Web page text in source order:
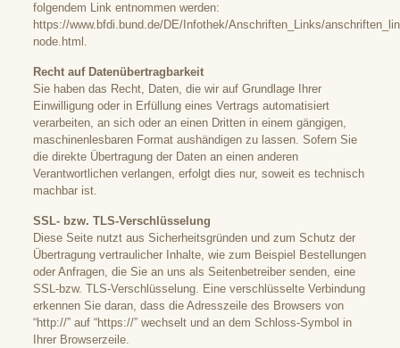
folgendem Link entnommen werden:
https://www.bfdi.bund.de/DE/Infothek/Anschriften_Links/
node.html .
Recht auf Datenübertragbarkeit
Sie haben das Recht, Daten, die wir auf Grundlage Ihrer
Einwilligung oder in Erfüllung eines Vertrags automatisiert
verarbeiten, an sich oder an einen Dritten in einem gängigen,
maschinenlesbaren Format aushändigen zu lassen. Sofern Sie
die direkte Übertragung der Daten an einen anderen
Verantwortlichen verlangen, erfolgt dies nur, soweit es technisch
machbar ist.
SSL- bzw. TLS-Verschlüsselung
Diese Seite nutzt aus Sicherheitsgründen und zum Schutz der
Übertragung vertraulicher Inhalte, wie zum Beispiel Bestellungen
oder Anfragen, die Sie an uns als Seitenbetreiber senden, eine
SSL-bzw. TLS-Verschlüsselung. Eine verschlüsselte Verbindung
erkennen Sie daran, dass die Adresszeile des Browsers von
“http://” auf “https://” wechselt und an dem Schloss-Symbol in
Ihrer Browserzeile.